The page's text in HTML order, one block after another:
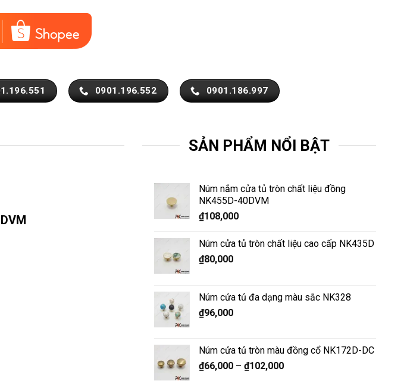
0901.196.552 0901.186.997
SẢN PHẨM NỔI BẬT
Núm nắm cửa tủ tròn chất liệu đồng
NK455D-40DVM
₫108,000
Núm cửa tủ tròn chất liệu cao cấp NK435D
₫80,000
Núm cửa tủ đa dạng màu sắc NK328
₫96,000
Núm cửa tủ tròn màu đồng cổ NK172D-DC
₫66,000 –₫102,000